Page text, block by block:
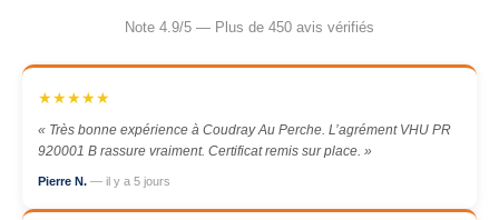
Note 4.9/5 — Plus de 450 avis vérifiés
★★★★★
« Très bonne expérience à Coudray Au Perche. L’agrément VHU PR
920001 B rassure vraiment. Certificat remis sur place. »
Pierre N. — il y a 5 jours